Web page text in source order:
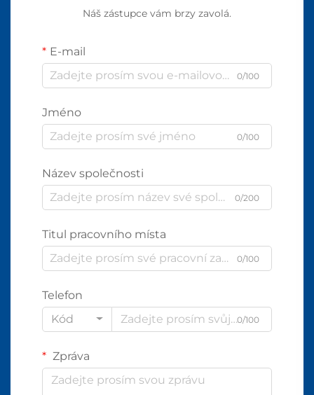
Náš zástupce vám brzy zavolá.
E-mail
0/100
Jméno
0/100
Název společnosti
0/200
Titul pracovního místa
0/100
Telefon
Kód
0/100
Zpráva